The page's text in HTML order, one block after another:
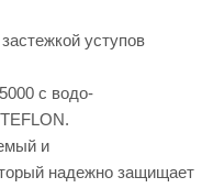
уступов
с водо-
и
надежно защищает